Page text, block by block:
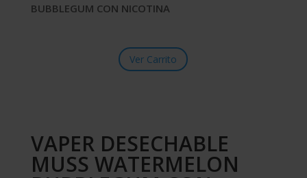
BUBBLEGUM CON NICOTINA
Ver Carrito
VAPER DESECHABLE
MUSS WATERMELON